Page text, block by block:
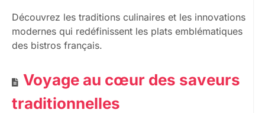
Découvrez les traditions culinaires et les innovations
modernes qui redéfinissent les plats emblématiques
des bistros français.
Voyage au cœur des saveurs
traditionnelles